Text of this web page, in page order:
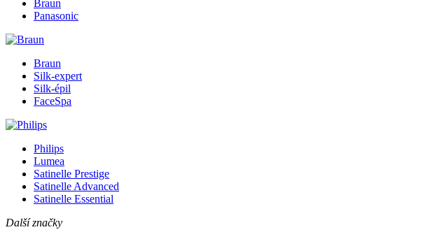
Braun
Panasonic
Braun
Silk-expert
Silk-épil
FaceSpa
Philips
Lumea
Satinelle Prestige
Satinelle Advanced
Satinelle Essential
Další značky